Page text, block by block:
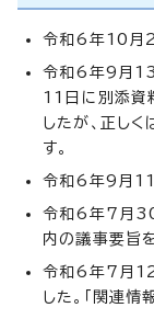
令和6年10月
令和6年9月13
11日に別添資
したが、正し
す。
令和6年9月11
令和6年7月
内の議事要旨
令和6年7月12
した。「関連情